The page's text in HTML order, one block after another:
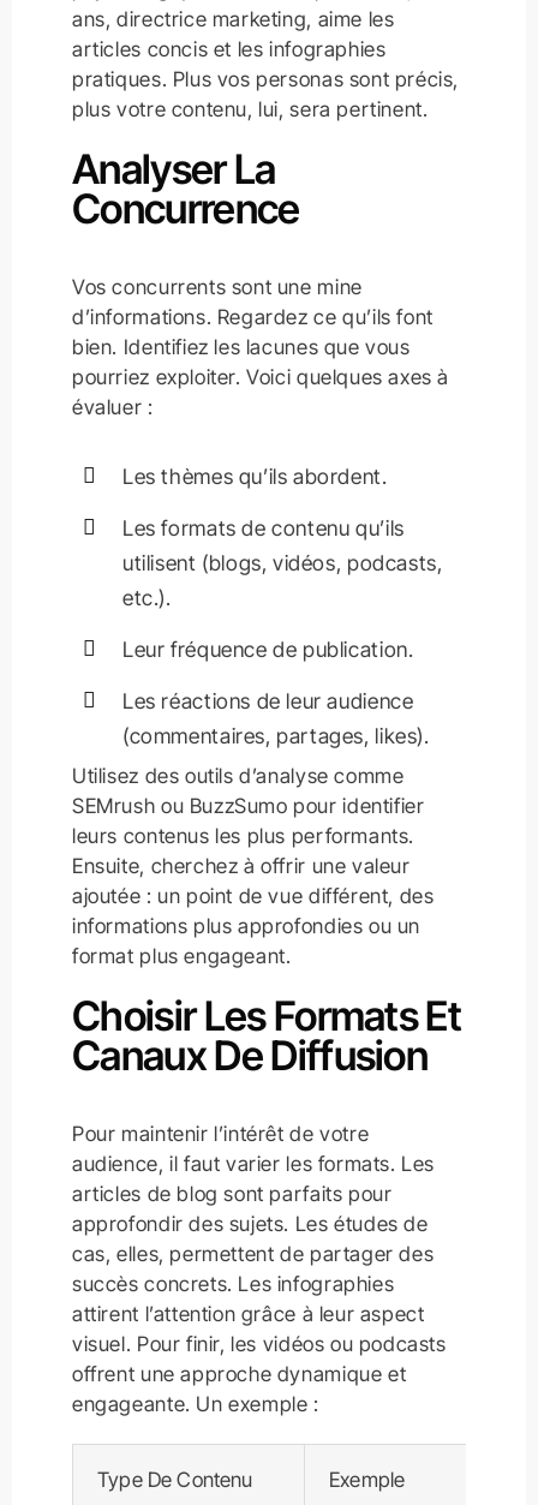
ans, directrice marketing, aime les
articles concis et les infographies
pratiques. Plus vos personas sont précis,
plus votre contenu, lui, sera pertinent.
Analyser La
Concurrence
Vos concurrents sont une mine
d’informations. Regardez ce qu’ils font
bien. Identifiez les lacunes que vous
pourriez exploiter. Voici quelques axes à
évaluer :
Les thèmes qu’ils abordent.
Les formats de contenu qu’ils
utilisent (blogs, vidéos, podcasts,
etc.).
Leur fréquence de publication.
Les réactions de leur audience
(commentaires, partages, likes).
Utilisez des outils d’analyse comme
SEMrush ou BuzzSumo pour identifier
leurs contenus les plus performants.
Ensuite, cherchez à offrir une valeur
ajoutée : un point de vue différent, des
informations plus approfondies ou un
format plus engageant.
Choisir Les Formats Et
Canaux De Diffusion
Pour maintenir l’intérêt de votre
audience, il faut varier les formats. Les
articles de blog sont parfaits pour
approfondir des sujets. Les études de
cas, elles, permettent de partager des
succès concrets. Les infographies
attirent l’attention grâce à leur aspect
visuel. Pour finir, les vidéos ou podcasts
offrent une approche dynamique et
engageante. Un exemple :
Type De Contenu Exemple